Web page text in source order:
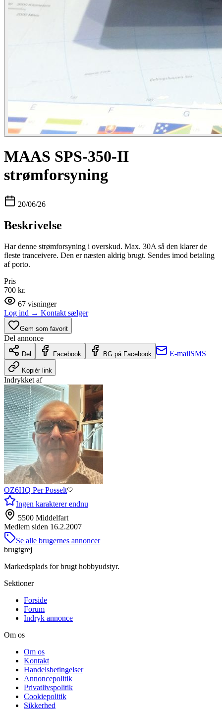
MAAS SPS-350-II
strømforsyning
20/06/26
Beskrivelse
Har denne strømforsyning i overskud. Max. 30A så den klarer de
fleste tranceivere. Den er næsten aldrig brugt. Sendes imod betaling
af porto.
Pris
700 kr.
67 visninger
Log ind → Kontakt sælger
Gem som favorit
Del annonce
Del Facebook BG på Facebook E-mailSMS
Kopiér link
Indrykket af
OZ6HQ Per Posselt
Ingen karakterer endnu
5500 Middelfart
Medlem siden 16.2.2007
Se alle brugernes annoncer
brugtgrej
Markedsplads for brugt hobbyudstyr.
Sektioner
Forside
Forum
Indryk annonce
Om os
Om os
Kontakt
Handelsbetingelser
Annoncepolitik
Privatlivspolitik
Cookiepolitik
Sikkerhed